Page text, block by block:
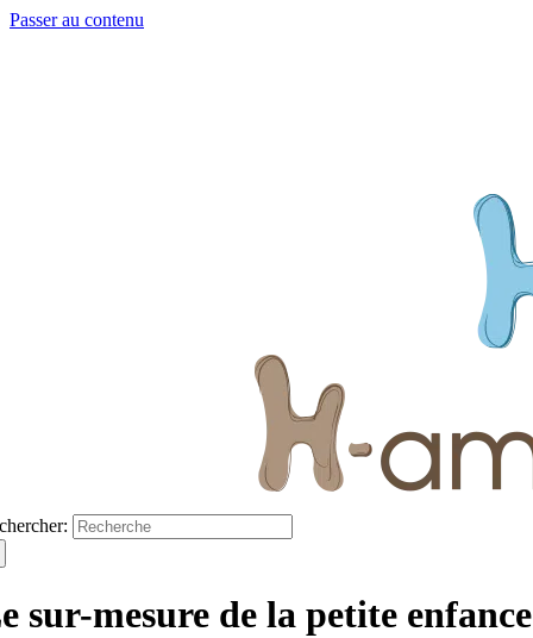
Passer au contenu
sur-mesure de la petite enfance